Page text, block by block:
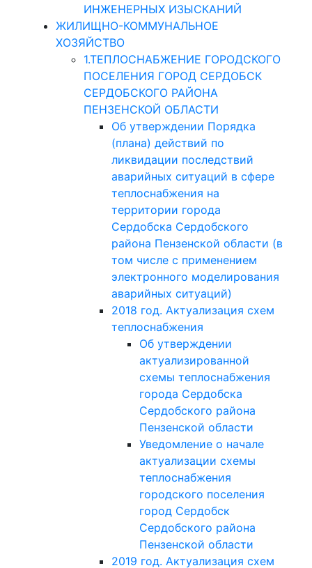
ИНЖЕНЕРНЫХ ИЗЫСКАНИЙ
ЖИЛИЩНО-КОММУНАЛЬНОЕ
ХОЗЯЙСТВО
1.ТЕПЛОСНАБЖЕНИЕ ГОРОДСКОГО
ПОСЕЛЕНИЯ ГОРОД СЕРДОБСК
СЕРДОБСКОГО РАЙОНА
ПЕНЗЕНСКОЙ ОБЛАСТИ
Об утверждении Порядка
(плана) действий по
ликвидации последствий
аварийных ситуаций в сфере
теплоснабжения на
территории города
Сердобска Сердобского
района Пензенской области (в
том числе с применением
электронного моделирования
аварийных ситуаций)
2018 год. Актуализация схем
теплоснабжения
Об утверждении
актуализированной
схемы теплоснабжения
города Сердобска
Сердобского района
Пензенской области
Уведомление о начале
актуализации схемы
теплоснабжения
городского поселения
город Сердобск
Сердобского района
Пензенской области
2019 год. Актуализация схем